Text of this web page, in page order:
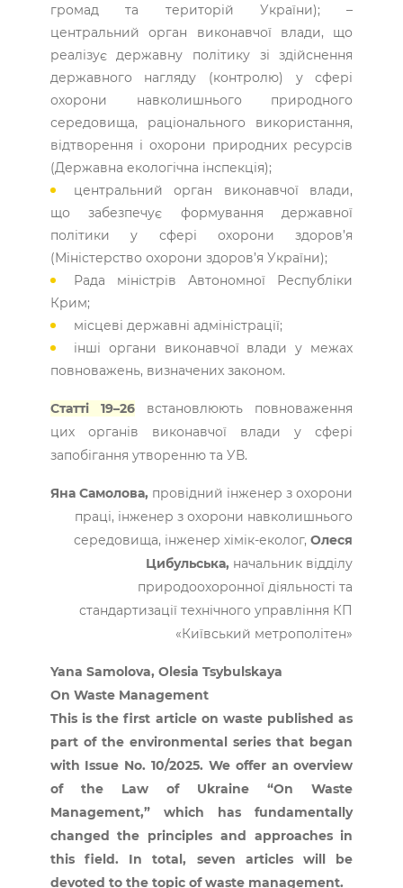
громад та територій України); –
центральний орган виконавчої влади, що
реалізує державну політику зі здійснення
державного нагляду (контролю) у сфері
охорони навколишнього природного
середовища, раціонального використання,
відтворення і охорони природних ресурсів
(Державна екологічна інспекція);
центральний орган виконавчої влади,
що забезпечує формування державної
політики у сфері охорони здоров’я
(Міністерство охорони здоров’я України);
Рада міністрів Автономної Республіки
Крим;
місцеві державні адміністрації;
інші органи виконавчої влади у межах
повноважень, визначених законом.
Статті 19–26встановлюють повноваження
цих органів виконавчої влади у сфері
запобігання утворенню та УВ.
Яна Самолова, провідний інженер з охорони
праці, інженер з охорони навколишнього
середовища, інженер хімік-еколог,Олеся
Цибульська, начальник відділу
природоохоронної діяльності та
стандартизації технічного управління КП
«Київський метрополітен»
Yana Samolova, Olesia Tsybulskaya
On Waste Management
This is the first article on waste published as
part of the environmental series that began
with Issue No. 10/2025. We offer an overview
of the Law of Ukraine “On Waste
Management,” which has fundamentally
changed the principles and approaches in
this field. In total, seven articles will be
devoted to the topic of waste management.